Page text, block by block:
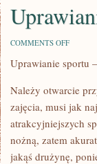
COMMENTS OFFON
SPORTU
PIŁKA?
Uprawianie sportu
Należy otwarcie
zajęcia, musi jak
atrakcyjniejszych
nożną, zatem
jakąś drużynę,